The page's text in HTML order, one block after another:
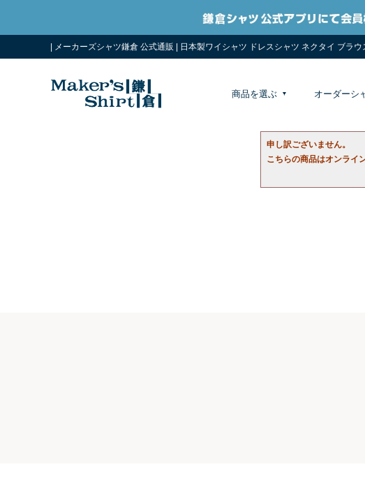
| メーカーズシャツ鎌倉 公式通販 | 日本製ワイシャツ ドレスシャツ ネクタイ ブラウ
商品を選ぶ オーダーシ
申し訳ございません。
こちらの商品はオンライ